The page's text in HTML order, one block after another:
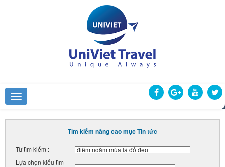
Tìm kiếm nâng cao mục Tin tức
Từ tìm kiếm :
Lựa chọn kiểu tìm